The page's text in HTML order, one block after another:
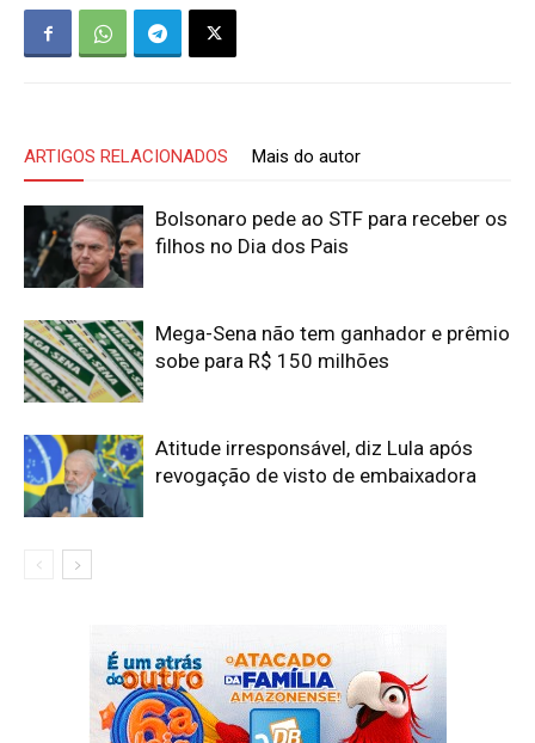
ARTIGOS RELACIONADOS Mais do autor
Bolsonaro pede ao STF para receber os
filhos no Dia dos Pais
Mega-Sena não tem ganhador e prêmio
sobe para R$ 150 milhões
Atitude irresponsável, diz Lula após
revogação de visto de embaixadora